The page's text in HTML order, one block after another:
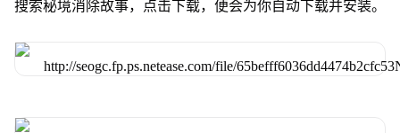
搜索秘境消除故事，点击下载，便会为你自动下载并安装。